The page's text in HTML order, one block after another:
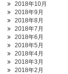
2018年10月
2018年9月
2018年8月
2018年7月
2018年6月
2018年5月
2018年4月
2018年3月
2018年2月